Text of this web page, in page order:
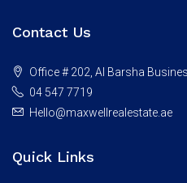
Contact Us
Office # 202, Al Barsha
04 547 7719
Hello@maxwellrealestate.ae
Quick Links